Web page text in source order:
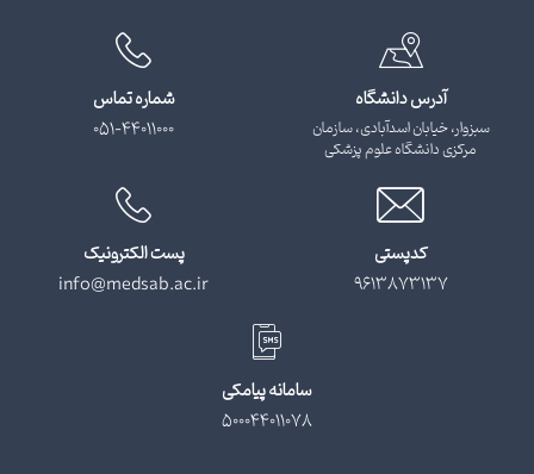
آدرس دانشگاه
سبزوار، خیابان اسدآبادی، سازمان
مرکزی دانشگاه علوم پزشکی
شماره تماس
051-44011000
کدپستی
9613873137
پست الکترونیک
info@medsab.ac.ir
سامانه پیامکی
500044011078